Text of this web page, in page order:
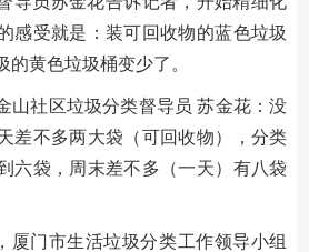
感受就是：装可回收物的蓝色垃圾
黄色垃圾桶变少了。
山社区垃圾分类督导员 苏金花：没
差不多两大袋（可回收物），分类
六袋，周末差不多（一天）有八袋
厦门市生活垃圾分类工作领导小组